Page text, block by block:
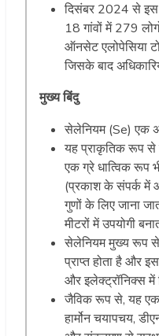
दिसंबर 2024 से
18 गांवों में 279
ऑनसेट एलोपेसिया
जिसके बाद
मुख्य बिंदु
सेलेनियम (Se) एक
यह प्राकृतिक रूप से
एक ग्रे धात्विक रूप
(प्रकाश के संपर्क में
गुणों के लिए जाना
मीटरों में उपयोगी
सेलेनियम मुख्य रूप
प्राप्त होता है और
और इलेक्ट्रॉनिक्स में
जैविक रूप से, यह
हार्मोन चयापचय,